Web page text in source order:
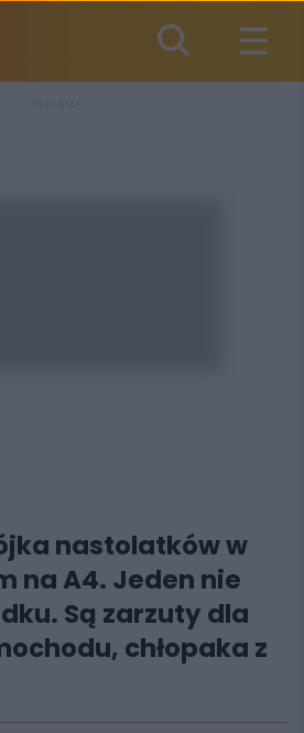
nastolatków w
na A4. Jeden nie
Są zarzuty dla
chłopaka z